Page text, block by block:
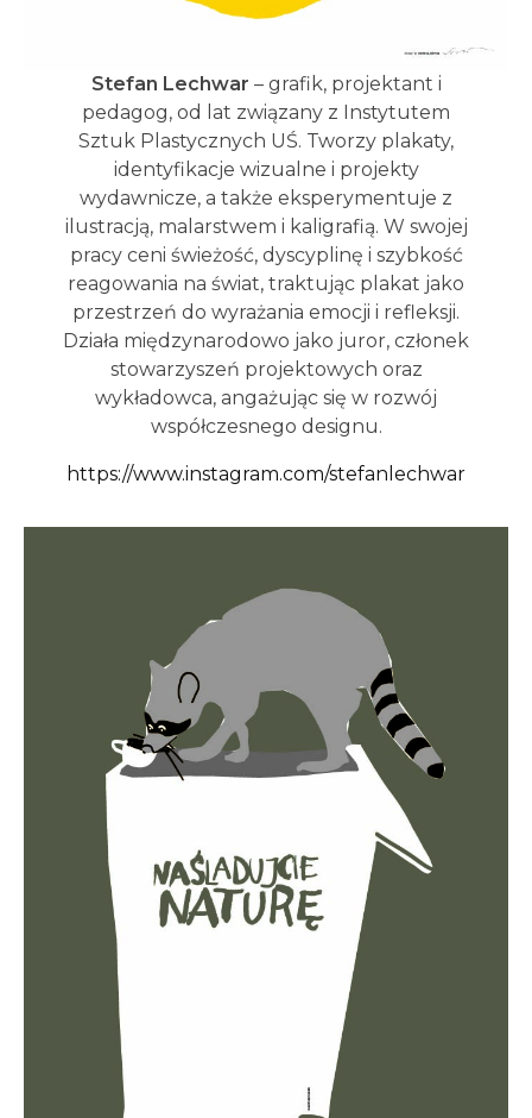
Stefan Lechwar – grafik, projektant i
pedagog, od lat związany z Instytutem
Sztuk Plastycznych UŚ. Tworzy plakaty,
identyfikacje wizualne i projekty
wydawnicze, a także eksperymentuje z
ilustracją, malarstwem i kaligrafią. W swojej
pracy ceni świeżość, dyscyplinę i szybkość
reagowania na świat, traktując plakat jako
przestrzeń do wyrażania emocji i refleksji.
Działa międzynarodowo jako juror, członek
stowarzyszeń projektowych oraz
wykładowca, angażując się w rozwój
współczesnego designu.
https://www.instagram.com/stefanlechwar